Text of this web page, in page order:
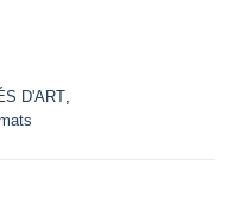
D'ART,